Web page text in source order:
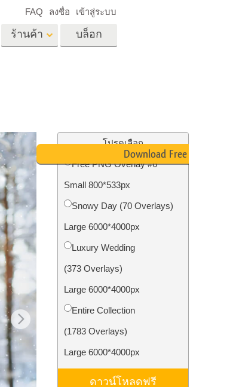
อสังหาริมทรัพย์
ถ่ายรูปเป็นบริการ
Video Editing Services
ร้านค้า บล็อก
FAQ ลงชื่อ เข้าสู่ระบบ
โปรดเลือก
Free PNG Overlay #6
Small 800*533px
Snowy Day (70 Overlays)
Large 6000*4000px
Luxury Wedding
(373 Overlays)
Large 6000*4000px
Entire Collection
(1783 Overlays)
Large 6000*4000px
ดาวน์โหลดฟรี
Download Free PNG